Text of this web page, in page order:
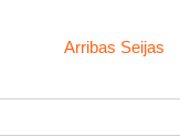
Arribas Seijas